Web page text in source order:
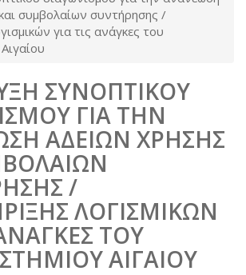
συμβολαίων συντήρησης /
για τις ανάγκες του
ΣΥΝΟΠΤΙΚΟΥ
ΓΙΑ ΤΗΝ
ΑΔΕΙΩΝ ΧΡΗΣΗΣ
/
ΛΟΓΙΣΜΙΚΩΝ
ΤΟΥ
ΑΙΓΑΙΟΥ